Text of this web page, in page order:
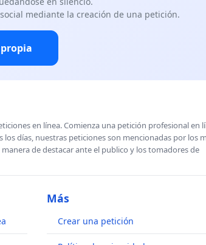
mediante la creación de una petición.
en línea. Comienza una petición profesional en
días, nuestras peticiones son mencionadas por los
de destacar ante el publico y los tomadores de
Más
Crear una petición